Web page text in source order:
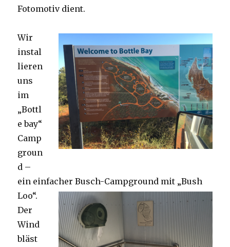
Fotomotiv dient.
Wir
instal
lieren
uns
im
„Bottl
e bay“
Camp
groun
d –
ein einfacher Busch-Campground mit „Bush
Loo“.
Der
Wind
bläst